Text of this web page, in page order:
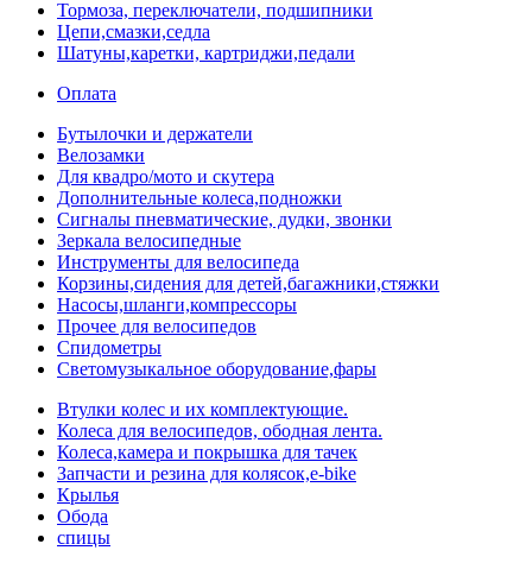
Тормоза, переключатели, подшипники
Цепи,смазки,седла
Шатуны,каретки, картриджи,педали
Оплата
Бутылочки и держатели
Велозамки
Для квадро/мото и скутера
Дополнительные колеса,подножки
Сигналы пневматические, дудки, звонки
Зеркала велосипедные
Инструменты для велосипеда
Корзины,сидения для детей,багажники,стяжки
Насосы,шланги,компрессоры
Прочее для велосипедов
Спидометры
Светомузыкальное оборудование,фары
Втулки колес и их комплектующие.
Колеса для велосипедов, ободная лента.
Колеса,камера и покрышка для тачек
Запчасти и резина для колясок,e-bike
Крылья
Обода
спицы